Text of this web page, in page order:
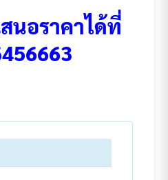
นอราคาได้ที่